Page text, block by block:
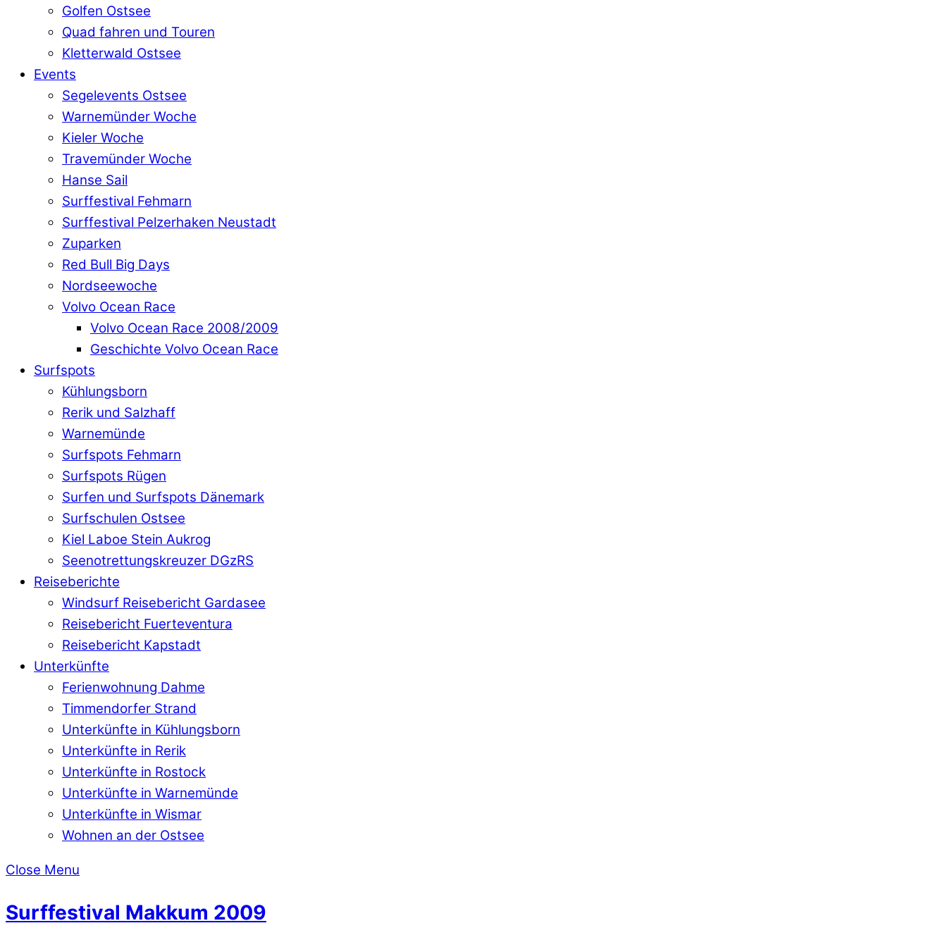
Golfen Ostsee
Quad fahren und Touren
Kletterwald Ostsee
Events
Segelevents Ostsee
Warnemünder Woche
Kieler Woche
Travemünder Woche
Hanse Sail
Surffestival Fehmarn
Surffestival Pelzerhaken Neustadt
Zuparken
Red Bull Big Days
Nordseewoche
Volvo Ocean Race
Volvo Ocean Race 2008/2009
Geschichte Volvo Ocean Race
Surfspots
Kühlungsborn
Rerik und Salzhaff
Warnemünde
Surfspots Fehmarn
Surfspots Rügen
Surfen und Surfspots Dänemark
Surfschulen Ostsee
Kiel Laboe Stein Aukrog
Seenotrettungskreuzer DGzRS
Reiseberichte
Windsurf Reisebericht Gardasee
Reisebericht Fuerteventura
Reisebericht Kapstadt
Unterkünfte
Ferienwohnung Dahme
Timmendorfer Strand
Unterkünfte in Kühlungsborn
Unterkünfte in Rerik
Unterkünfte in Rostock
Unterkünfte in Warnemünde
Unterkünfte in Wismar
Wohnen an der Ostsee
Close Menu
Surffestival Makkum 2009